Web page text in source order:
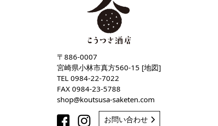
〒886-0007
宮崎県小林市真方560-15 [地図]
TEL 0984-22-7022
FAX 0984-23-5788
shop
koutsusa-saketen com
お問い合わせ